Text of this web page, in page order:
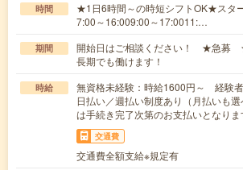
時間
★1日6時間～の時短シフトOK★スタ
7:00～16:009:00～17:0011:…
期間
開始日はご相談ください！ ★急募 ★
長期でも働けます！
時給
無資格未経験：時給1600円～ 経験
日払い／週払い制度あり（月払いも
は手続き完了次第のお支払いとなりま
交通費
交通費全額支給※規定有